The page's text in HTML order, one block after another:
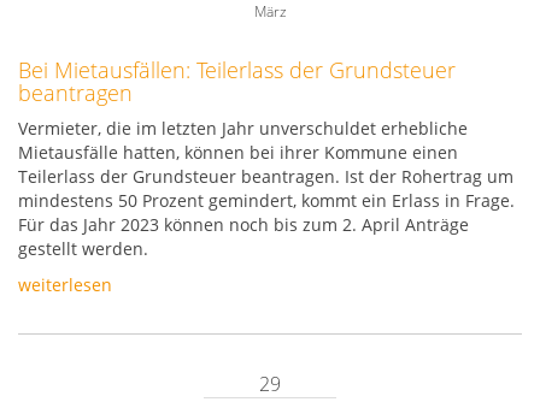
März
Bei Mietausfällen: Teilerlass der Grundsteuer
beantragen
Vermieter, die im letzten Jahr unverschuldet erhebliche
Mietausfälle hatten, können bei ihrer Kommune einen
Teilerlass der Grundsteuer beantragen. Ist der Rohertrag um
mindestens 50 Prozent gemindert, kommt ein Erlass in Frage.
Für das Jahr 2023 können noch bis zum 2. April Anträge
gestellt werden.
weiterlesen
29